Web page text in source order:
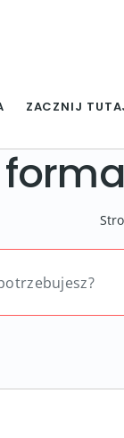
ZACZNIJ